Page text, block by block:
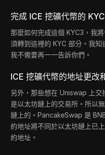
完成 ICE 挖礦代幣的
那麼如何完成這個 KYC3，我
須轉到這裡的 KYC 部分。我知
我不需要再一一告訴你們。
ICE 挖礦代幣的地址更改
另外，那些想在 Uniswap 上
是以太坊鏈上的交易所。所以
鏈上的。PancakeSwap 是
約地址將不同於以太坊鏈上已
約地址。